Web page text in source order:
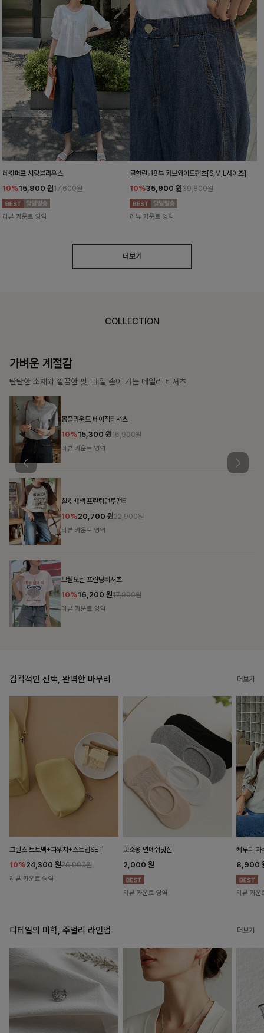
레킷퍼프 셔링블라우스
10%15,900 원17,600원
리뷰 카운트 영역
쿨한린넨8부 커브와이드팬츠[S,M,L사이즈]
10%35,900 원39,800원
리뷰 카운트 영역
더보기
COLLECTION
가장 쉬운 코디
특별한 날부터 일상까지 함께하는 룩
감각적인 선택, 완벽한 마무리 더보기
그렌스 토트백+파우치+스트랩SET
10%24,300 원26,900원
리뷰 카운트 영역
뽀소옹 면메쉬덧신
2,000 원
리뷰 카운트 영역
케루디 자
8,900
리뷰 카운
디테일의 미학, 주얼리 라인업 더보기